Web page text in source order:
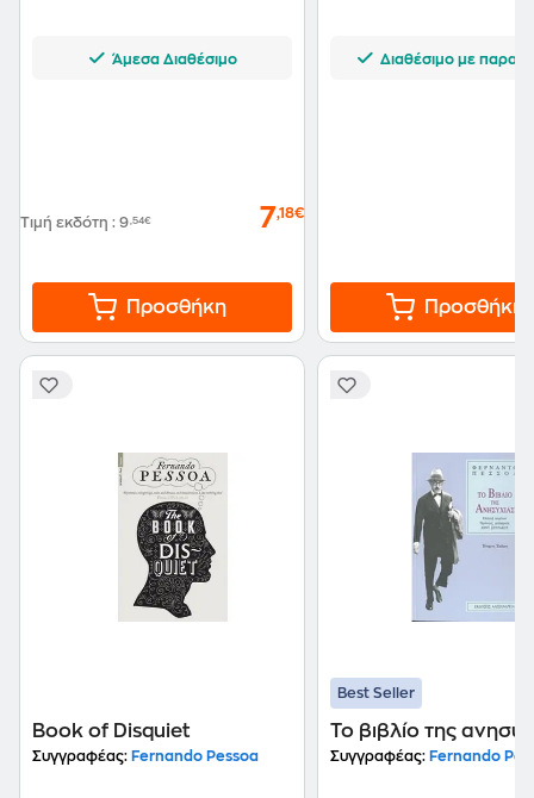
Άμεσα Διαθέσιμο
Τιμή εκδότη : 9,54€ 7,18€
Προσθήκη
Διαθέσιμο με
Προσθήκη
Book of Disquiet
Συγγραφέας: Fernando Pessoa
Best Seller
Το βιβλίο της
Συγγραφέας: Fernando